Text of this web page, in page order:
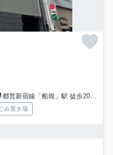
都営新宿線「船堀」駅 徒歩20分
み置き場